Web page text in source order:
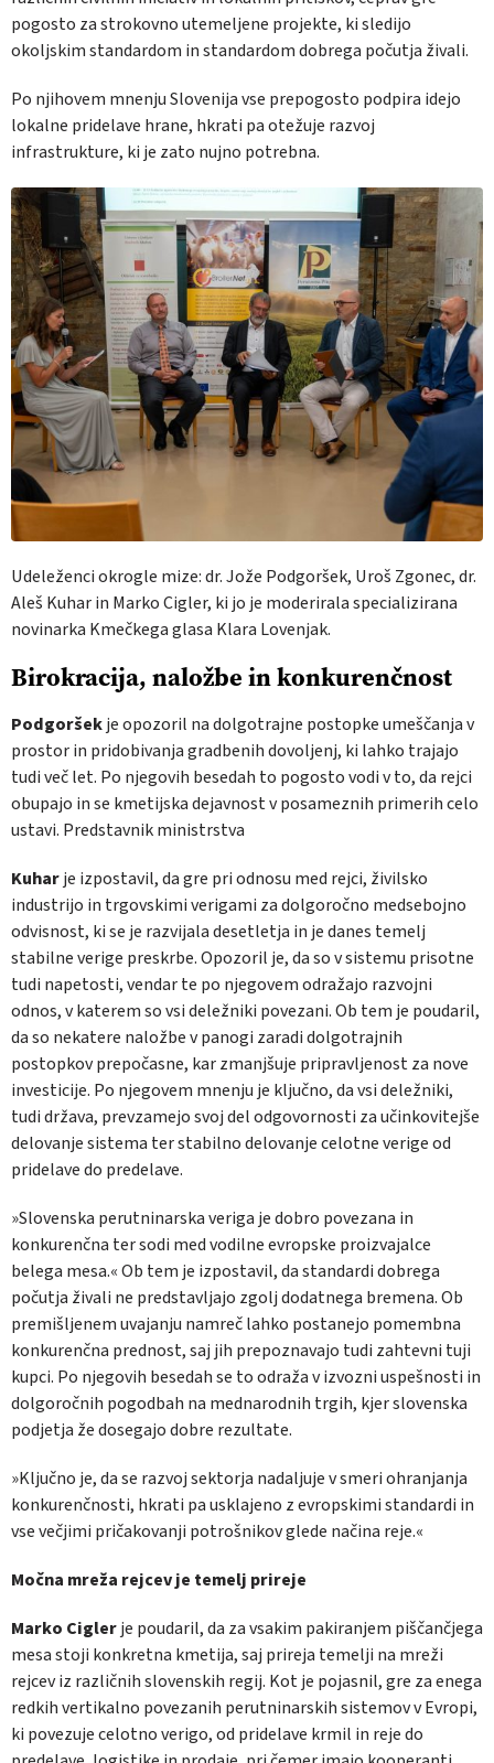
pogosto za strokovno utemeljene projekte, ki sledijo
okoljskim standardom in standardom dobrega počutja živali.
Po njihovem mnenju Slovenija vse prepogosto podpira idejo
lokalne pridelave hrane, hkrati pa otežuje razvoj
infrastrukture, ki je zato nujno potrebna.
Udeleženci okrogle mize: dr. Jože Podgoršek, Uroš Zgonec, dr.
Aleš Kuhar in Marko Cigler, ki jo je moderirala specializirana
novinarka Kmečkega glasa Klara Lovenjak.
Birokracija, naložbe in konkurenčnost
Podgoršekje opozoril na dolgotrajne postopke umeščanja v
prostor in pridobivanja gradbenih dovoljenj, ki lahko trajajo
tudi več let. Po njegovih besedah to pogosto vodi v to, da rejci
obupajo in se kmetijska dejavnost v posameznih primerih celo
ustavi. Predstavnik ministrstva
Kuharje izpostavil, da gre pri odnosu med rejci, živilsko
industrijo in trgovskimi verigami za dolgoročno medsebojno
odvisnost, ki se je razvijala desetletja in je danes temelj
stabilne verige preskrbe. Opozoril je, da so v sistemu prisotne
tudi napetosti, vendar te po njegovem odražajo razvojni
odnos, v katerem so vsi deležniki povezani. Ob tem je poudaril,
da so nekatere naložbe v panogi zaradi dolgotrajnih
postopkov prepočasne, kar zmanjšuje pripravljenost za nove
investicije. Po njegovem mnenju je ključno, da vsi deležniki,
tudi država, prevzamejo svoj del odgovornosti za učinkovitejše
delovanje sistema ter stabilno delovanje celotne verige od
pridelave do predelave.
»Slovenska perutninarska veriga je dobro povezana in
konkurenčna ter sodi med vodilne evropske proizvajalce
belega mesa.« Ob tem je izpostavil, da standardi dobrega
počutja živali ne predstavljajo zgolj dodatnega bremena. Ob
premišljenem uvajanju namreč lahko postanejo pomembna
konkurenčna prednost, saj jih prepoznavajo tudi zahtevni tuji
kupci. Po njegovih besedah se to odraža v izvozni uspešnosti in
dolgoročnih pogodbah na mednarodnih trgih, kjer slovenska
podjetja že dosegajo dobre rezultate.
»Ključno je, da se razvoj sektorja nadaljuje v smeri ohranjanja
konkurenčnosti, hkrati pa usklajeno z evropskimi standardi in
vse večjimi pričakovanji potrošnikov glede načina reje.«
Močna mreža rejcev je temelj prireje
Marko Ciglerje poudaril, da za vsakim pakiranjem piščančjega
mesa stoji konkretna kmetija, saj prireja temelji na mreži
rejcev iz različnih slovenskih regij. Kot je pojasnil, gre za enega
redkih vertikalno povezanih perutninarskih sistemov v Evropi,
ki povezuje celotno verigo, od pridelave krmil in reje do